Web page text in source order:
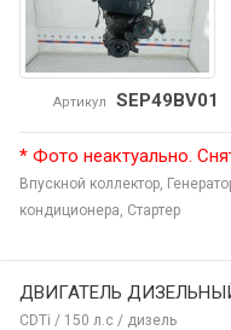
Артикул SEP49BV01
* Фото неактуально.
Впускной коллектор,
кондиционера, Стартер
ДВИГАТЕЛЬ
CDTi / 150 л.с / дизель